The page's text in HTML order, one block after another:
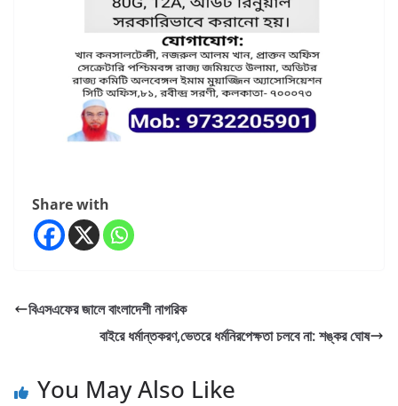
Share with
বিএসএফের জালে বাংলাদেশী নাগরিক
বাইরে ধর্মান্তকরণ,ভেতরে ধর্মনিরপেক্ষতা চলবে না: শঙ্কর ঘোষ
You May Also Like